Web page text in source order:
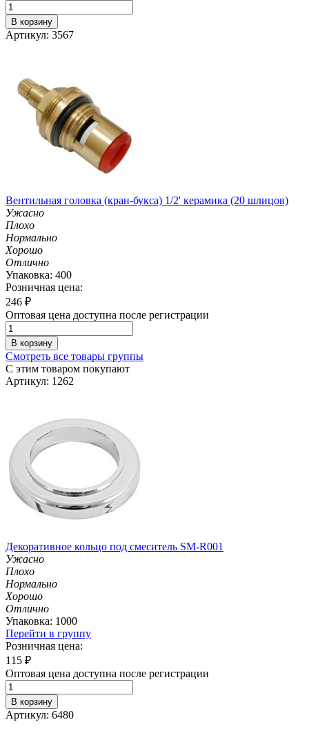
В корзину
Артикул: 3567
Вентильная головка (кран-букса) 1/2' керамика (20 шлицов)
Ужасно
Плохо
Нормально
Хорошо
Отлично
Упаковка: 400
Розничная цена:
246 ₽
Оптовая цена доступна после регистрации
В корзину
Смотреть все товары группы
С этим товаром покупают
Артикул: 1262
Декоративное кольцо под смеситель SM-R001
Ужасно
Плохо
Нормально
Хорошо
Отлично
Упаковка: 1000
Перейти в группу
Розничная цена:
115 ₽
Оптовая цена доступна после регистрации
В корзину
Артикул: 6480